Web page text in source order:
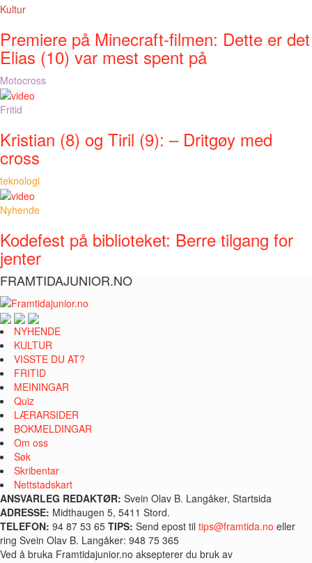
Kultur
Premiere på Minecraft-filmen: Dette er det
Elias (10) var mest spent på
Motocross
Fritid
Kristian (8) og Tiril (9): – Dritgøy med
cross
teknologi
Nyhende
Kodefest på biblioteket: Berre tilgang for
jenter
FRAMTIDAJUNIOR.NO
NYHENDE
KULTUR
VISSTE DU AT?
FRITID
MEININGAR
Quiz
LÆRARSIDER
BOKMELDINGAR
Om oss
Søk
Skribentar
Nettstadskart
ANSVARLEG REDAKTØR: Svein Olav B. Langåker, Startsida
ADRESSE: Midthaugen 5, 5411 Stord.
TELEFON: 94 87 53 65 TIPS: Send epost til tips@framtida.no eller
ring Svein Olav B. Langåker: 948 75 365
Ved å bruka Framtidajunior.no aksepterer du bruk av